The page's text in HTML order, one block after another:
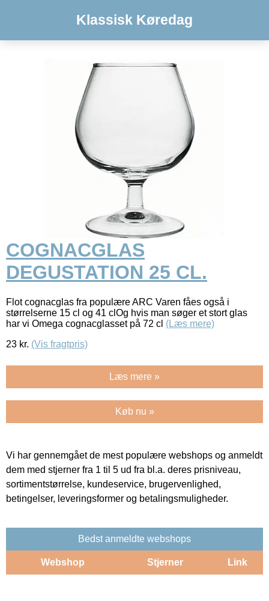
Klassisk Køredag
COGNACGLAS
DEGUSTATION 25 CL.
Flot cognacglas fra populære ARC Varen fåes også i
størrelserne 15 cl og 41 clOg hvis man søger et stort glas
har vi Omega cognacglasset på 72 cl (Læs mere)
23 kr. (Vis fragtpris)
Læs mere »
Køb nu »
Vi har gennemgået de mest populære webshops og anmeldt
dem med stjerner fra 1 til 5 ud fra bl.a. deres prisniveau,
sortimentstørrelse, kundeservice, brugervenlighed,
betingelser, leveringsformer og betalingsmuligheder.
Bedst anmeldte webshops
Webshop Stjerner Link